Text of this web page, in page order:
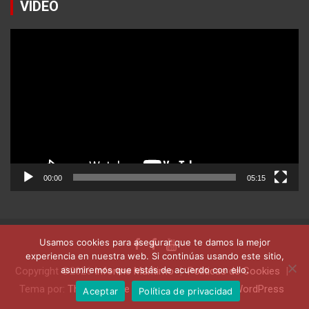
VIDEO
00:00 05:15
Copyright ©2026Informe Marítimo
Politicas de Cookies
Tema por: Theme Horse Funciona gracias a: WordPress
Usamos cookies para asegurar que te damos la mejor
experiencia en nuestra web. Si continúas usando este sitio,
asumiremos que estás de acuerdo con ello.
Aceptar
Política de privacidad